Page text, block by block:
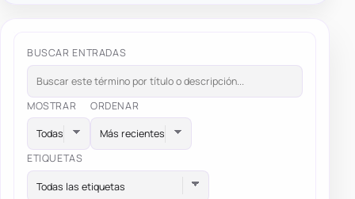
BUSCAR ENTRADAS
MOSTRAR ORDENAR
ETIQUETAS
Todas las etiquetas